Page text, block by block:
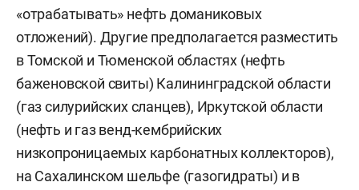
«отрабатывать» нефть доманиковых
отложений). Другие предполагается разместить
в Томской и Тюменской областях (нефть
баженовской свиты) Калининградской области
(газ силурийских сланцев), Иркутской области
(нефть и газ венд-кембрийских
низкопроницаемых карбонатных коллекторов),
на Сахалинском шельфе (газогидраты) и в